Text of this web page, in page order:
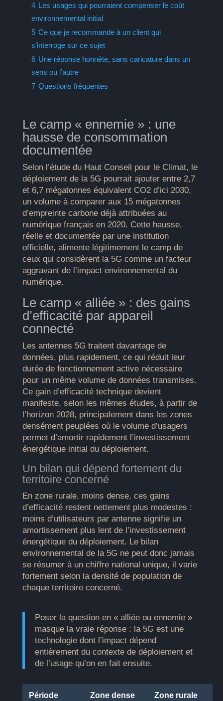
4 Les usages qui pourraient compenser le coût
environnemental initial
5 Ce que je recommande à un client qui
s’interroge sur ce sujet
6 Une réponse honnête, sans caricature dans un
sens ou l’autre
7 Questions fréquentes
Le camp « ennemie » : une
hausse de consommation
documentée
Selon l’étude du Haut Conseil pour le Climat, le
déploiement de la 5G pourrait ajouter entre 2,7
et 6,7 mégatonnes équivalent CO2 d’ici 2030,
un volume à comparer aux 15 mégatonnes
d’empreinte carbone déjà attribuées au
numérique français en 2020. Cette hausse,
réelle et documentée par une institution
officielle, alimente légitimement le camp de
ceux qui considèrent la 5G comme un facteur
aggravant de l’impact environnemental du
numérique.
Le camp « alliée » : des gains
d’efficacité par appareil
connecté
Les antennes 5G traitent davantage de
données, plus rapidement, ce qui réduit leur
durée de fonctionnement active nécessaire
pour un même volume de données transmises.
Ce gain d’efficacité technique devient
manifeste, selon les mêmes études, à partir de
l’horizon 2028, principalement dans les zones
densément peuplées où le volume d’usagers
permet d’amortir rapidement l’investissement
énergétique initial du déploiement.
Un bilan qui dépend fortement du
territoire concerné
En zone rurale, moins dense, ces gains
d’efficacité restent nettement plus modestes :
moins d’utilisateurs par antenne signifie un
amortissement plus lent de l’investissement
énergétique du déploiement. Le bilan
environnemental de la 5G ne peut donc jamais
se résumer à un chiffre national unique, il varie
fortement selon la densité de population de
chaque territoire concerné.
Poser la question en « alliée ou ennemie »
masque la vraie réponse : la 5G est une
technologie dont l’impact dépend
entièrement du contexte de déploiement et
de l’usage qu’on en fait ensuite.
Période Zone dense Zone rurale